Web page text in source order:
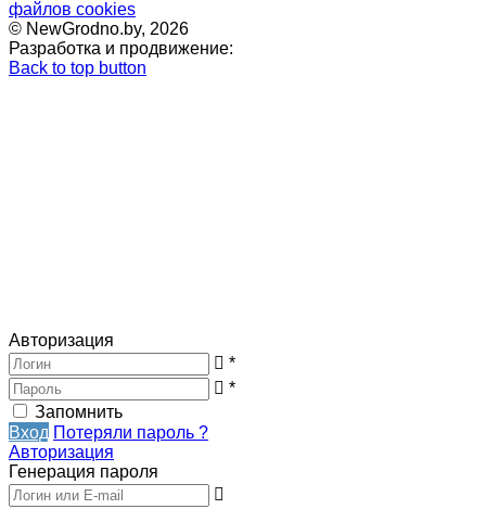
файлов cookies
© NewGrodno.by, 2026
Разработка и продвижение:
Back to top button
Авторизация
*
*
Запомнить
Вход Потеряли пароль ?
Авторизация
Генерация пароля